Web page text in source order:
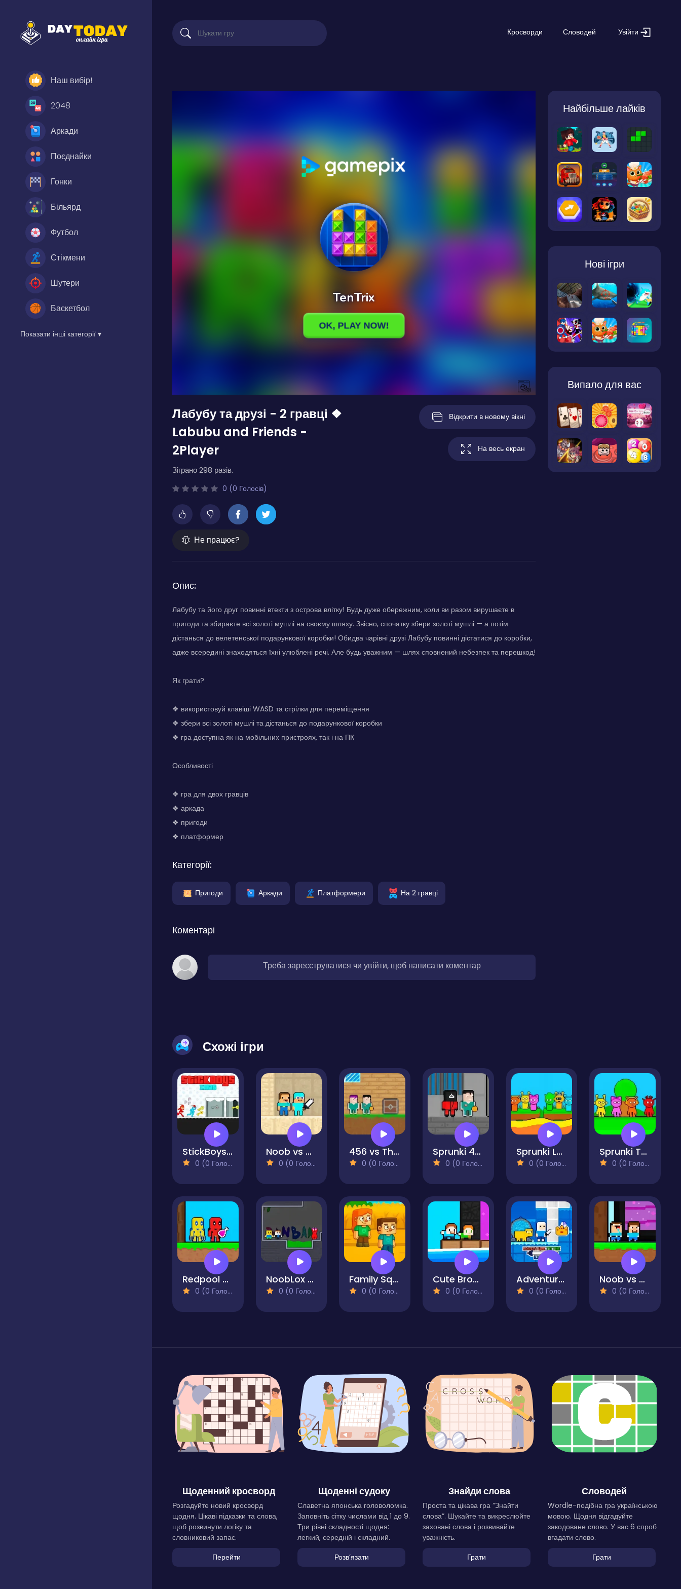
Наш вибір!
2048
Аркади
Поєднайки
Гонки
Більярд
Футбол
Стікмени
Шутери
Баскетбол
Показати інші категорії ▾
Кросворди Словодей Увійти
Лабубу та друзі - 2 гравці ❖
Labubu and Friends -
2Player
Зіграно 298 разів.
0 (0 Голосів)
Не працює?
Відкрити в новому вікні
На весь екран
Опис:
Лабубу та його друг повинні втекти з острова влітку! Будь дуже обережним, коли ви разом вирушаєте в
пригоди та збираєте всі золоті мушлі на своєму шляху. Звісно, спочатку збери золоті мушлі — а потім
дістанься до велетенської подарункової коробки! Обидва чарівні друзі Лабубу повинні дістатися до коробки,
адже всередині знаходяться їхні улюблені речі. Але будь уважним — шлях сповнений небезпек та перешкод!
Як грати?
❖ використовуй клавіші WASD та стрілки для переміщення
❖ збери всі золоті мушлі та дістанься до подарункової коробки
❖ гра доступна як на мобільних пристроях, так і на ПК
Особливості
❖ гра для двох гравців
❖ аркада
❖ пригоди
❖ платформер
Категорії:
Пригоди Аркади Платформери На 2 гравці
Коментарі
Треба зареєструватися чи увійти, щоб написати коментар
Найбільше лайків
Нові ігри
Випало для вас
Схожі ігри
StickBoys Xmas
0 (0 Голосів)
Noob vs Pro Sand island
0 (0 Голосів)
456 vs Thanos
0 (0 Голосів)
Sprunki 456 Squid Cookie
0 (0 Голосів)
Sprunki Lava Escape 2Player
0 (0 Голосів)
Sprunki Team
0 (0 Голосів)
Redpool Skyblock 2 Player
0 (0 Голосів)
NoobLox vs Garten 2 Player
0 (0 Голосів)
Family Squid Challenge
0 (0 Голосів)
Cute Bros 2 Player
0 (0 Голосів)
Adventure To The Ice Kingdom
0 (0 Голосів)
Noob vs Pro Super Hero
0 (0 Голосів)
Щоденний кросворд
Розгадуйте новий кросворд
щодня. Цікаві підказки та слова,
щоб розвинути логіку та
словниковий запас.
Перейти
Щоденні судоку
Славетна японська головоломка.
Заповніть сітку числами від 1 до 9.
Три рівні складності щодня:
легкий, середній і складний.
Розвʼязати
Знайди слова
Проста та цікава гра “Знайти
слова”. Шукайте та викреслюйте
заховані слова і розвивайте
уважність.
Грати
Словодей
Wordle-подібна гра українською
мовою. Щодня відгадуйте
закодоване слово. У вас 6 спроб
вгадати слово.
Грати